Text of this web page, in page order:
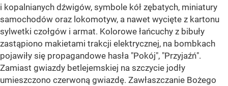
i kopalnianych dźwigów, symbole kół zębatych, miniatury
samochodów oraz lokomotyw, a nawet wycięte z kartonu
sylwetki czołgów i armat. Kolorowe łańcuchy z bibuły
zastąpiono makietami trakcji elektrycznej, na bombkach
pojawiły się propagandowe hasła "Pokój", "Przyjaźń".
Zamiast gwiazdy betlejemskiej na szczycie jodły
umieszczono czerwoną gwiazdę. Zawłaszczanie Bożego